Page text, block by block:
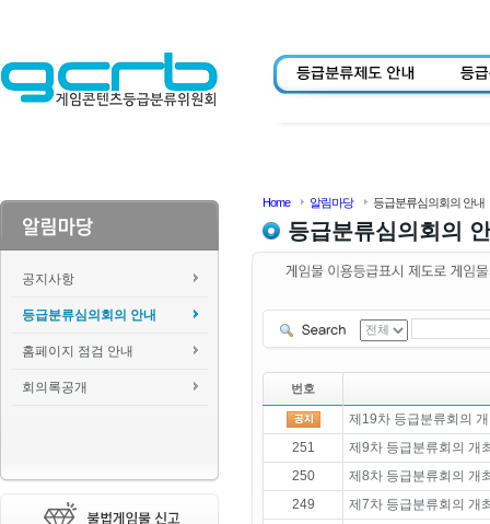
공지사항
등급분류심의회의 안내
홈페이지 점검 안내
회의록공개
Home 알림마당 등급분류심의회의 안내
등급분류심의회의
번호
제19차 등급분류회의
251
제9차 등급분류회의 개
250
제8차 등급분류회의 개
249
제7차 등급분류회의 개